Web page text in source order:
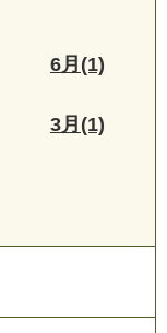
6月(1)
3月(1)